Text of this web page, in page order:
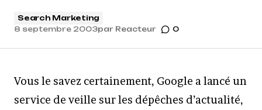
Search Marketing
8 septembre 2003par Reacteur 0
Vous le savez certainement, Google a lancé un
service de veille sur les dépêches d’actualité,